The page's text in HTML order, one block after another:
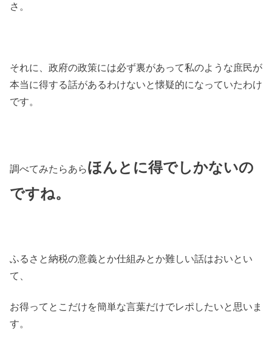
さ。
それに、政府の政策には必ず裏があって私のような庶民が
本当に得する話があるわけないと懐疑的になっていたわけ
です。
調べてみたらあらほんとに得でしかないの
ですね。
ふるさと納税の意義とか仕組みとか難しい話はおいとい
て、
お得ってとこだけを簡単な言葉だけでレポしたいと思いま
す。